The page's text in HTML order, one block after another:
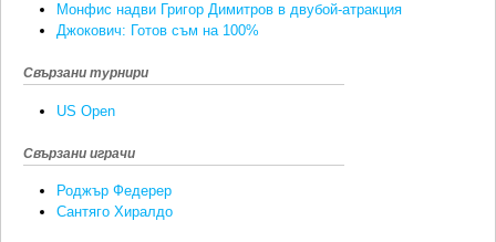
Монфис надви Григор Димитров в двубой-атракция
Джокович: Готов съм на 100%
Свързани турнири
US Open
Свързани играчи
Роджър Федерер
Сантяго Хиралдо